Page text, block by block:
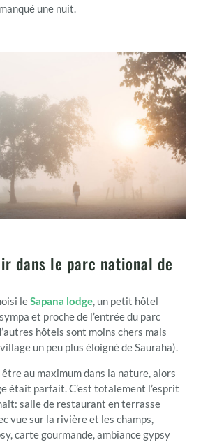
une nuit.
dans le parc national de
leSapana lodge, un petit hôtel
et proche de l’entrée du parc
hôtels sont moins chers mais
un peu plus éloigné de Sauraha).
au maximum dans la nature, alors
était parfait. C’est totalement l’esprit
salle de restaurant en terrasse
vue sur la rivière et les champs,
carte gourmande, ambiance gypsy